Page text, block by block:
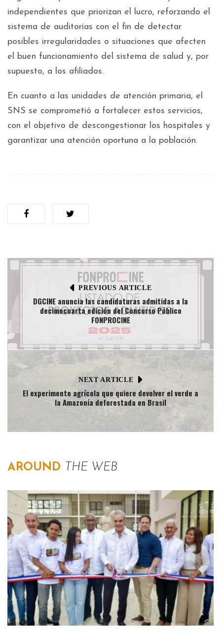
independientes que priorizan el lucro, reforzando el
sistema de auditorías con el fin de detectar
posibles irregularidades o situaciones que afecten
el buen funcionamiento del sistema de salud y, por
supuesto, a los afiliados.
En cuanto a las unidades de atención primaria, el
SNS se comprometió a fortalecer estos servicios,
con el objetivo de descongestionar los hospitales y
garantizar una atención oportuna a la población.
PREVIOUS ARTICLE
DGCINE anuncia las candidaturas admitidas a la
decimocuarta edición del Concurso Público
FONPROCINE
NEXT ARTICLE
El experimento agrícola que quiere devolver el verde a
la Amazonía deforestada en Brasil
AROUND THE WEB